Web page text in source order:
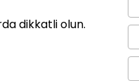
dikkatli olun.